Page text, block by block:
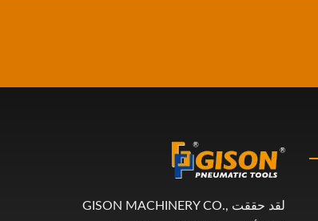
لقد حققت GISON MACHINERY CO.,